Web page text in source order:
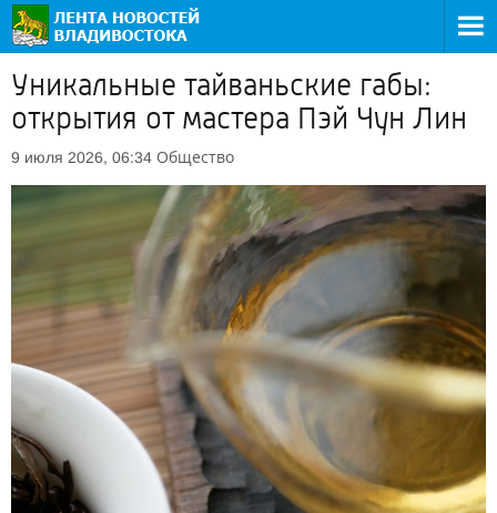
Уникальные тайваньские габы:
открытия от мастера Пэй Чун Лин
9 июля 2026, 06:34 Общество